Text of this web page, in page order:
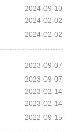
2024-09-10
2024-02-02
2024-02-02
2023-09-07
2023-09-07
2023-02-14
2023-02-14
2022-09-15